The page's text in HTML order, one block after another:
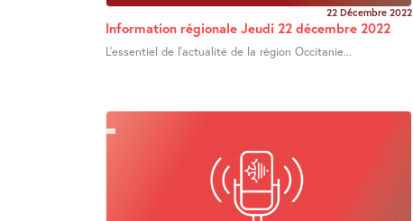
22 Décembre 2022
Information régionale Jeudi 22 décembre 2022
L’essentiel de l’actualité de la région Occitanie...